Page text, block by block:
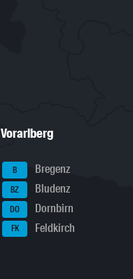
Vorarlberg
B Bregenz
BZ Bludenz
DO Dornbirn
FK Feldkirch